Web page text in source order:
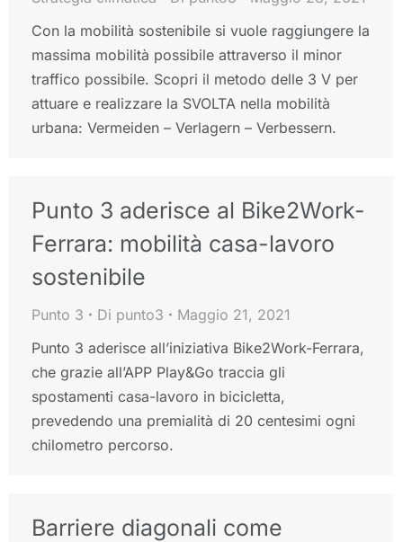
Con la mobilità sostenibile si vuole raggiungere la
massima mobilità possibile attraverso il minor
traffico possibile. Scopri il metodo delle 3 V per
attuare e realizzare la SVOLTA nella mobilità
urbana: Vermeiden – Verlagern – Verbessern.
Punto 3 aderisce al Bike2Work-
Ferrara: mobilità casa-lavoro
sostenibile
Punto 3 Di punto3
Maggio 21, 2021
Punto 3 aderisce all’iniziativa Bike2Work-Ferrara,
che grazie all’APP Play&Go traccia gli
spostamenti casa-lavoro in bicicletta,
prevedendo una premialità di 20 centesimi ogni
chilometro percorso.
Barriere diagonali come